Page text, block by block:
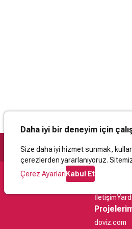
Daha iyi bir deneyim için
Size daha iyi hizmet sunmak,
çerezlerden yararlanıyoruz.
Çerez AyarlarıKabul Et
Destek
İletişim
doviz.com